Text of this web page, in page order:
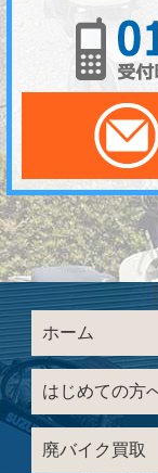
ホーム
はじめての方
廃バイク買取